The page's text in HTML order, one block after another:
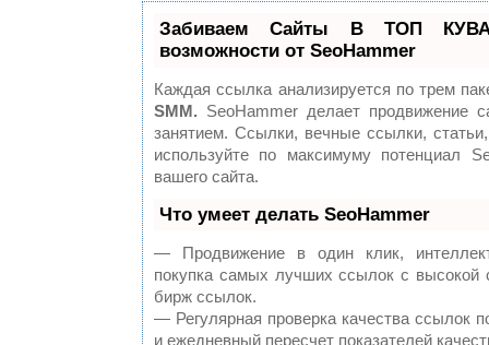
Забиваем Сайты В ТОП
возможности от SeoHammer
Каждая ссылка анализируется по трем
SMM. SeoHammer делает продвижение
занятием. Ссылки, вечные ссылки,
используйте по максимуму потенциал
вашего сайта.
Что умеет делать SeoHammer
— Продвижение в один клик,
покупка самых лучших ссылок с высокой
бирж ссылок.
— Регулярная проверка качества ссылок
и ежедневный пересчет показателей